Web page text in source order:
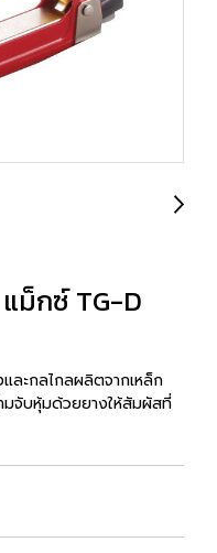
ม็กซ์ TG-D
ละกลไกลผลิตจากเหล็ก
จับหุ้มด้วยยางให้สัมผัสที่